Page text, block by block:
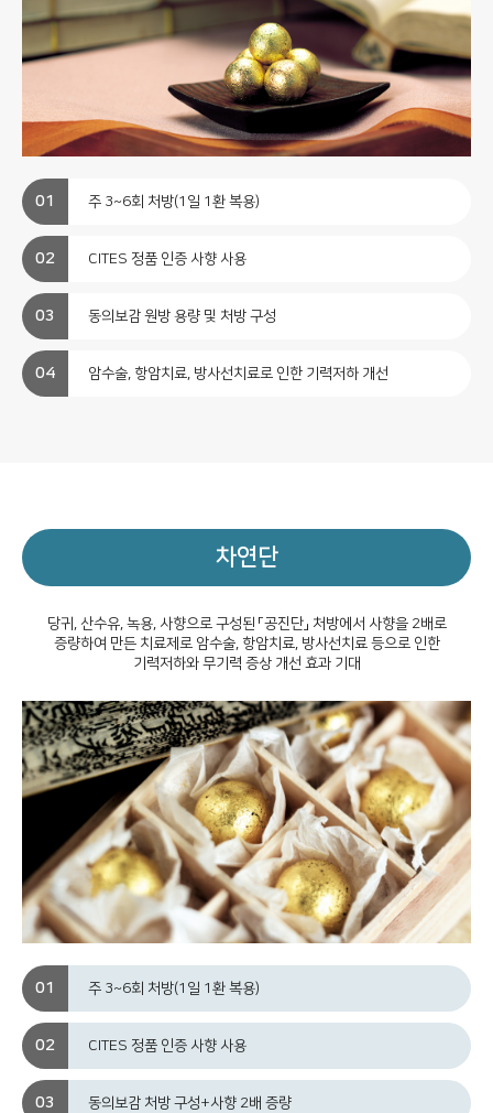
주 3~6회 처방(1일 1환 복용)
CITES 정품 인증 사향 사용
동의보감 원방 용량 및 처방 구성
암수술, 항암치료, 방사선치료로 인한 기력저하 개선
차연단
당귀, 산수유, 녹용, 사향으로 구성된 「공진단」 처방에서 사향을 2배로
증량하여 만든 치료제로암수술, 항암치료, 방사선치료 등으로 인한
기력저하와 무기력 증상 개선 효과 기대
주 3~6회 처방(1일 1환 복용)
CITES 정품 인증 사향 사용
동의보감 처방 구성+사향 2배 증량